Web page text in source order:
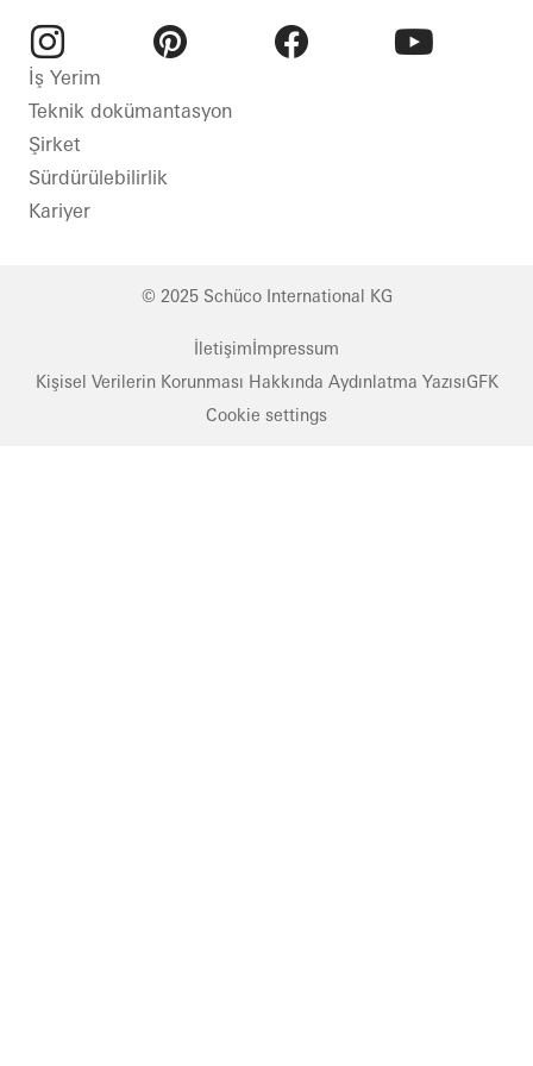
Instagram
İş Yerim
Teknik dokümantasyon
Şirket
Sürdürülebilirlik
Kariyer
© 2025 Schüco International KG
İletişimİmpressum
Kişisel Verilerin Korunması Hakkında Aydınlatma YazısıGFK
Cookie settings